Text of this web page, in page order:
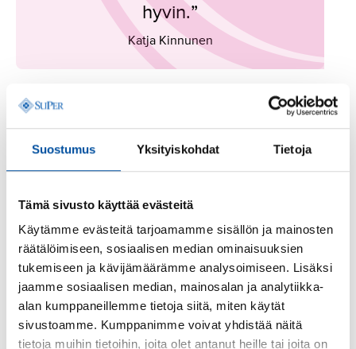
Suostumus Yksityiskohdat Tietoja
Tämä sivusto käyttää evästeitä
Käytämme evästeitä tarjoamamme sisällön ja mainosten
räätälöimiseen, sosiaalisen median ominaisuuksien
tukemiseen ja kävijämäärämme analysoimiseen. Lisäksi
jaamme sosiaalisen median, mainosalan ja analytiikka-
alan kumppaneillemme tietoja siitä, miten käytät
sivustoamme. Kumppanimme voivat yhdistää näitä
tietoja muihin tietoihin, joita olet antanut heille tai joita on
hyvin.”
Katja Kinnunen
Hoitohenkilöstö maksaa leikkauksista kovaa hintaa. Kun
ollaan tilanteessa, jossa henkilöstöä vähennetään
samaan aikaan kun tarve työlle kasvaa.
Asiakas- ja potilasturvallisuus vaarantuvat, kun resurssit
vähenevät, valvontaa heikennetään ja vastuita
siirretään yhä etäämmäksi. Tämä ei ole kestävää
työntekijöiden eikä palvelujen käyttäjien näkökulmasta.
Nyt on viimeinen hetki pysähtyä. Kansalaisille on
turvattava lakisääteiset ja välttämättömät palvelut, ja
hoitohenkilöstölle on annettava todellinen